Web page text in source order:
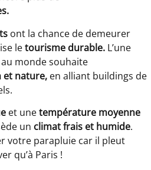
ont la chance de demeurer
letourisme durable. L’une
monde souhaite
et nature, en alliant buildings de
et unetempérature moyenne
un climat frais et humide.
votre parapluie car il pleut
qu’à Paris !